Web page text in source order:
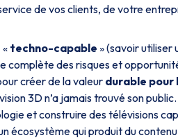
de vos clients, de votre
techno-capable » (savoir utiliser
complète des risques et
créer de la valeur durable pour
3D n’a jamais trouvé son
et construire des télévisions
écosystème qui produit du